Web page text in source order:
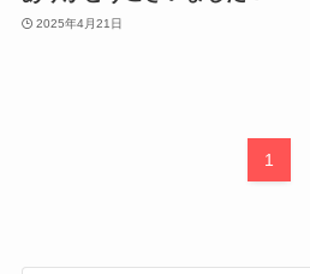
2025年4月21日
1